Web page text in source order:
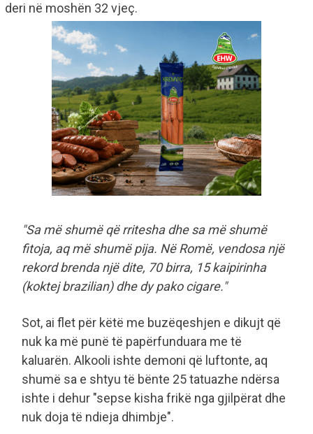
deri në moshën 32 vjeç.
"Sa më shumë që rritesha dhe sa më shumë
fitoja, aq më shumë pija. Në Romë, vendosa një
rekord brenda një dite, 70 birra, 15 kaipirinha
(koktej brazilian) dhe dy pako cigare."
Sot, ai flet për këtë me buzëqeshjen e dikujt që
nuk ka më punë të papërfunduara me të
kaluarën. Alkooli ishte demoni që luftonte, aq
shumë sa e shtyu të bënte 25 tatuazhe ndërsa
ishte i dehur "sepse kisha frikë nga gjilpërat dhe
nuk doja të ndieja dhimbje".